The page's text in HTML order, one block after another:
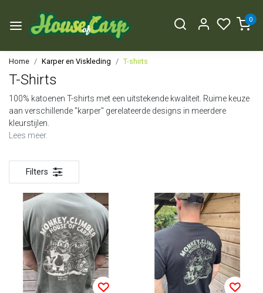
0
Home Karper en Viskleding T-shirts
T-Shirts
100% katoenen T-shirts met een uitstekende kwaliteit. Ruime keuze
aan verschillende "karper" gerelateerde designs in meerdere
kleurstijlen.
Lees meer.
Filters